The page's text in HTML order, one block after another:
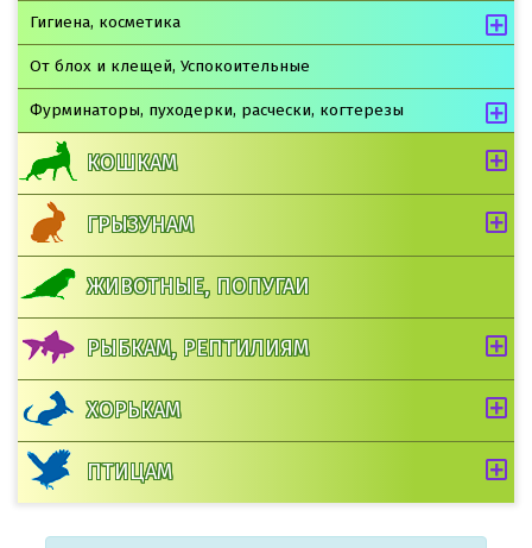
Гигиена, косметика
От блох и клещей, Успокоительные
Фурминаторы, пуходерки, расчески, когтерезы
КОШКАМ
ГРЫЗУНАМ
ЖИВОТНЫЕ, ПОПУГАИ
РЫБКАМ, РЕПТИЛИЯМ
ХОРЬКАМ
ПТИЦАМ